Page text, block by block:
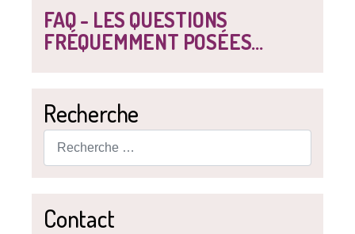
FAQ - LES QUESTIONS
FRÉQUEMMENT POSÉES...
Recherche
Contact